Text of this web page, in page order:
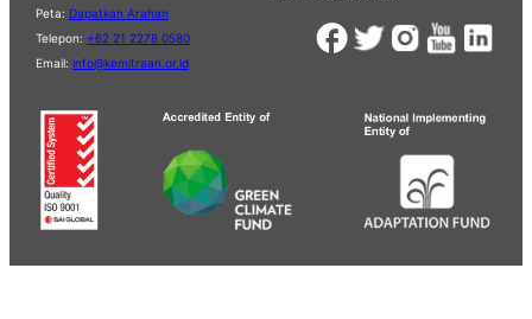
Peta: Dapatkan Arahan
Telepon: +62 21 2278 0580
Email: info@kemitraan.or.id